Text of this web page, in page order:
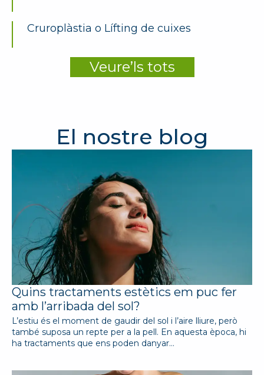
Cruroplàstia o Lífting de cuixes
Veure’ls tots
El nostre blog
Quins tractaments estètics em puc fer
amb l’arribada del sol?
L’estiu és el moment de gaudir del sol i l’aire lliure, però
també suposa un repte per a la pell. En aquesta època, hi
ha tractaments que ens poden danyar…